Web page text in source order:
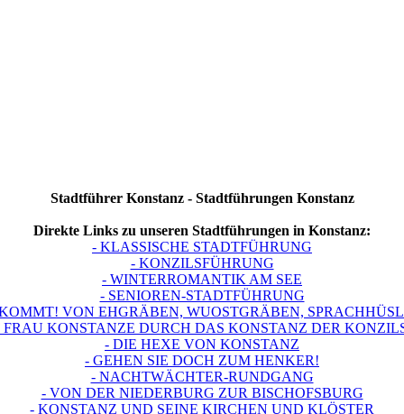
Stadtführer Konstanz - Stadtführungen Konstanz
Direkte Links zu unseren Stadtführungen in Konstanz:
- KLASSISCHE STADTFÜHRUNG
- KONZILSFÜHRUNG
- WINTERROMANTIK AM SEE
- SENIOREN-STADTFÜHRUNG
VON EHGRÄBEN, WUOSTGRÄBEN,
FRAU KONSTANZE DURCH DAS KONSTANZ DER
- DIE HEXE VON KONSTANZ
- GEHEN SIE DOCH ZUM HENKER!
- NACHTWÄCHTER-RUNDGANG
- VON DER NIEDERBURG ZUR BISCHOFSBURG
- KONSTANZ UND SEINE KIRCHEN UND KLÖSTER